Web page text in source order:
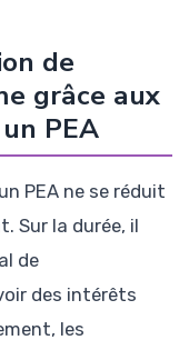
de
grâce aux
PEA
PEA ne se réduit
Sur la durée, il
de
des intérêts
les